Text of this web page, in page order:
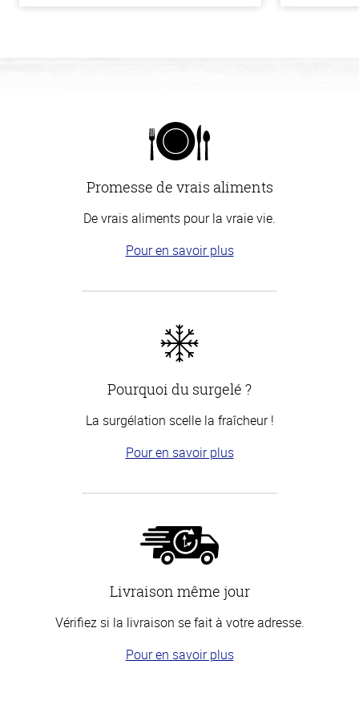
Promesse de vrais aliments
De vrais aliments pour la vraie vie.
Pour en savoir plus
Pourquoi du surgelé ?
La surgélation scelle la fraîcheur !
Pour en savoir plus
Livraison même jour
Vérifiez si la livraison se fait à votre adresse.
Pour en savoir plus